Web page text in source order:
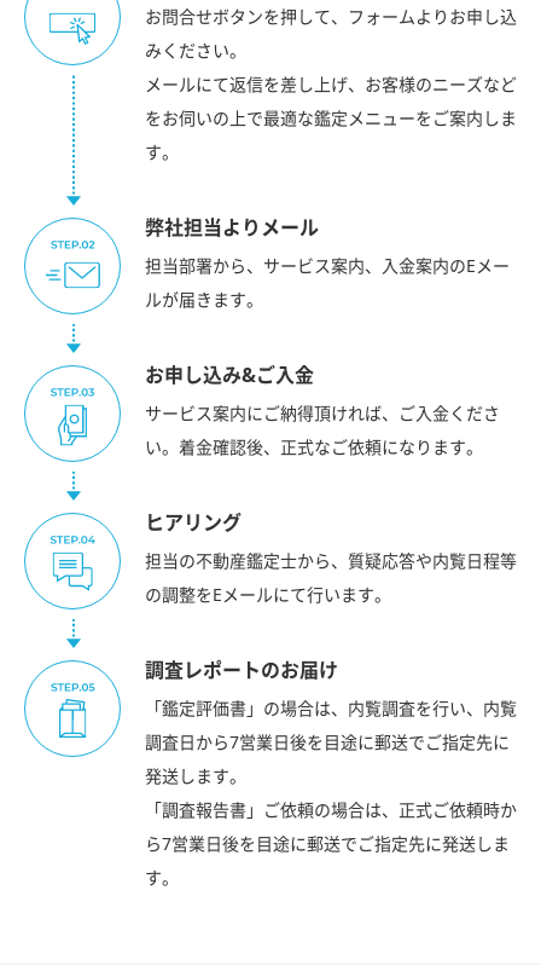
お問合せボタンを押して、フォームよりお申し込
みください。
メールにて返信を差し上げ、お客様のニーズなど
をお伺いの上で最適な鑑定メニューをご案内しま
す。
弊社担当よりメール
担当部署から、サービス案内、入金案内のEメー
ルが届きます。
お申し込み&ご入金
サービス案内にご納得頂ければ、ご入金くださ
い。着金確認後、正式なご依頼になります。
ヒアリング
担当の不動産鑑定士から、質疑応答や内覧日程等
の調整をEメールにて行います。
調査レポートのお届け
「鑑定評価書」の場合は、内覧調査を行い、内覧
調査日から7営業日後を目途に郵送でご指定先に
発送します。
「調査報告書」ご依頼の場合は、正式ご依頼時か
ら7営業日後を目途に郵送でご指定先に発送しま
す。